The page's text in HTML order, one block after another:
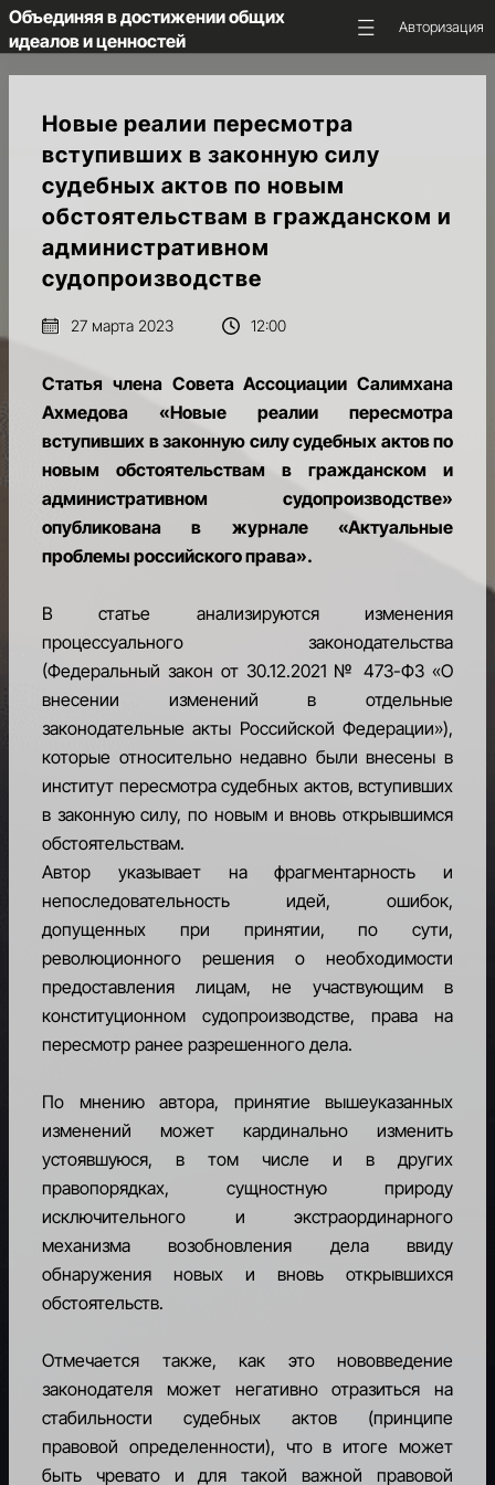
Объединяя в достижении общих
идеалов и ценностей
Авторизация
ГЛАВНАЯ
ОБ
АССОЦИАЦИИ
НКС
МАЮК
И
СОБЫТИЯ
МЕДИА
И
АНАЛИТИКА
РАВНЫЙ
ДОСТУП
ФИНАНСОВО-
ПРАВОВОЙ
ИНФРАСТУКТУРЕ
И
ОБРАЗОВАТЕЛЬНЫЙ
ЦЕНТР
БЛАГОТВОРИТЕЛЬНОСТЬ
ПРЕДСТАВИТЕЛЬСТВА
АССОЦИАЦИИ
КОНТАКТЫ
RU
Новые реалии пересмотра
вступивших в законную силу
судебных актов по новым
обстоятельствам в гражданском и
административном
судопроизводстве
27 марта 2023 12:00
Статья члена Совета Ассоциации Салимхана
Ахмедова «Новые реалии пересмотра
вступивших в законную силу судебных актов по
новым обстоятельствам в гражданском и
административном судопроизводстве»
опубликована в журнале «Актуальные
проблемы российского права».
В статье анализируются изменения
процессуального законодательства
(Федеральный закон от 30.12.2021 № 473-ФЗ «О
внесении изменений в отдельные
законодательные акты Российской Федерации»),
которые относительно недавно были внесены в
институт пересмотра судебных актов, вступивших
в законную силу, по новым и вновь открывшимся
обстоятельствам.
Автор указывает на фрагментарность и
непоследовательность идей, ошибок,
допущенных при принятии, по сути,
революционного решения о необходимости
предоставления лицам, не участвующим в
конституционном судопроизводстве, права на
пересмотр ранее разрешенного дела.
По мнению автора, принятие вышеуказанных
изменений может кардинально изменить
устоявшуюся, в том числе и в других
правопорядках, сущностную природу
исключительного и экстраординарного
механизма возобновления дела ввиду
обнаружения новых и вновь открывшихся
обстоятельств.
Отмечается также, как это нововведение
законодателя может негативно отразиться на
стабильности судебных актов (принципе
правовой определенности), что в итоге может
быть чревато и для такой важной правовой